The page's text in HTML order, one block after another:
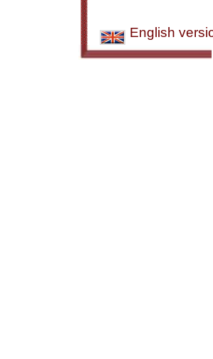
English